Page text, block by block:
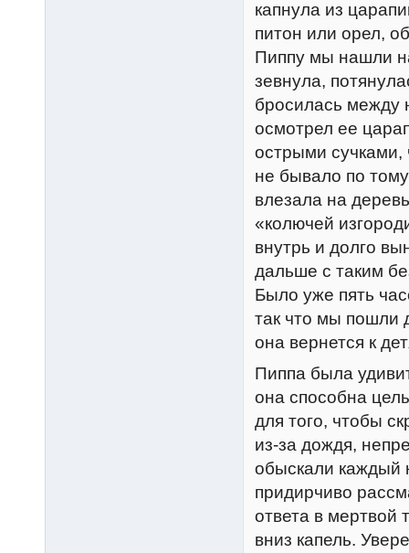
капнула из
питон или орел,
Пиппу мы нашли
зевнула,
бросилась между
осмотрел ее
острыми сучками,
не бывало по
влезала на
«колючей
внутрь и долго
дальше с таким
Было уже пять
так что мы пошли
она вернется к
Пиппа была
она способна
для того, чтобы
из-за дождя,
обыскали каждый
придирчиво
ответа в мертвой
вниз капель.